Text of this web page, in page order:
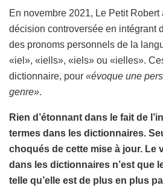
En novembre 2021, Le Petit
décision controversée en intégrant
des pronoms personnels de la
«iel», «iells», «iels» ou «ielles».
dictionnaire, pour «évoque une
genre».
Rien d’étonnant dans le fait de
termes dans les dictionnaires.
choqués de cette mise à jour. Le
dans les dictionnaires n’est que
telle qu’elle est de plus en plus